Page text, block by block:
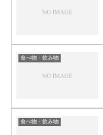
食べ物・飲み物
食べ物・飲み物